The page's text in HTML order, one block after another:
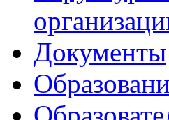
Документы